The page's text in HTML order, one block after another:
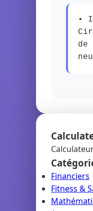
•
de
Financiers
Fitness &